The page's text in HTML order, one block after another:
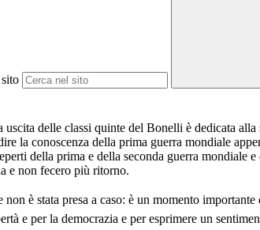
uscita delle classi quinte del Bonelli è dedicata
la conoscenza della prima guerra mondiale
della prima e della seconda guerra
e non fecero più ritorno.
è stata presa a caso: è un momento
e per la democrazia e per esprimere un